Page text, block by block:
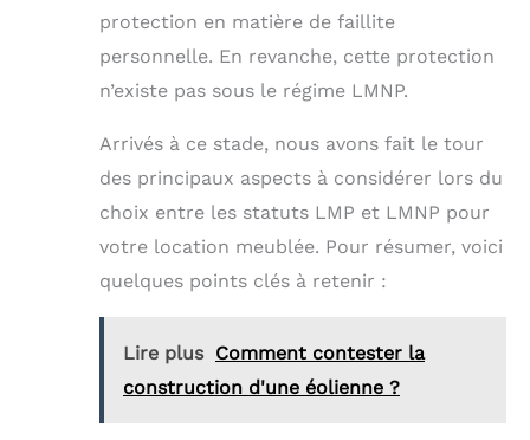
protection en matière de faillite
personnelle. En revanche, cette protection
n’existe pas sous le régime LMNP.
Arrivés à ce stade, nous avons fait le tour
des principaux aspects à considérer lors du
choix entre les statuts LMP et LMNP pour
votre location meublée. Pour résumer, voici
quelques points clés à retenir :
Lire plus Comment contester la
construction d'une éolienne ?